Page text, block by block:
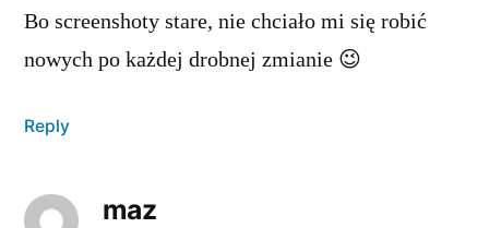
Bo screenshoty stare, nie chciało mi się robić
nowych po każdej drobnej zmianie 😉
Reply
maz